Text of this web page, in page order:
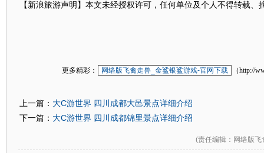
【新浪旅游声明】本文未经授权许可，任何单位及个人不得转载、
更多精彩： 网络版飞禽走兽_金鲨银鲨游戏-官网下载 （http://
上一篇： 大C游世界 四川成都大邑景点详细介绍
下一篇： 大C游世界 四川成都锦里景点详细介绍
(责任编辑 ：网络版